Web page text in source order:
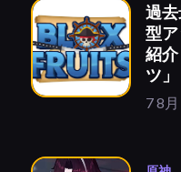
過
型
紹
ツ
7 8